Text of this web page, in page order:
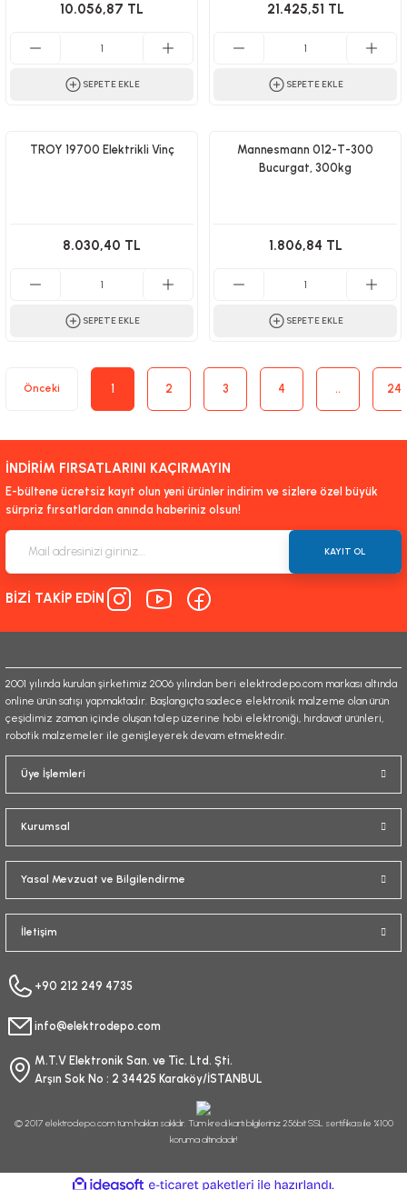
10.056,87 TL
SEPETE EKLE
21.425,51 TL
SEPETE EKLE
TROY 19700 Elektrikli Vinç
8.030,40 TL
SEPETE EKLE
Mannesmann 012-T-300
Bucurgat, 300kg
1.806,84 TL
SEPETE EKLE
1 2 3 4 .. 24
İNDİRİM FIRSATLARINI KAÇIRMAYIN
E-bültene ücretsiz kayıt olun yeni ürünler indirim ve sizlere özel büyük
sürpriz fırsatlardan anında haberiniz olsun!
KAYIT OL
BİZİ TAKİP EDİN
2001 yılında kurulan şirketimiz 2006 yılından beri elektrodepo.com markası altında
online ürün satışı yapmaktadır. Başlangıçta sadece elektronik malzeme olan ürün
çeşidimiz zaman içinde oluşan talep üzerine hobi elektroniği, hırdavat ürünleri,
robotik malzemeler ile genişleyerek devam etmektedir.
Üye İşlemleri
Kurumsal
Yasal Mevzuat ve Bilgilendirme
İletişim
+90 212 249 4735
info@elektrodepo.com
M.T.V Elektronik San. ve Tic. Ltd. Şti.
Arşın Sok No : 2 34425 Karaköy/İSTANBUL
© 2017 elektrodepo.com tüm hakları saklıdır. Tüm kredi kartı bilgileriniz 256bit SSL sertifikası ile %100
koruma altındadır!
ideasoft e-